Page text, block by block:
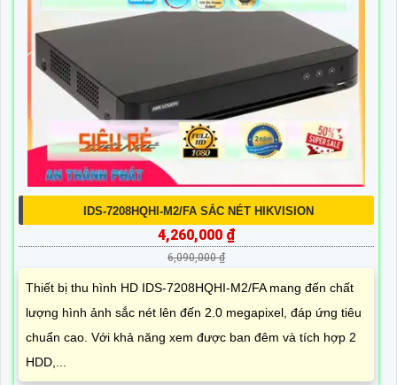
IDS-7208HQHI-M2/FA SẮC NÉT HIKVISION
4,260,000 ₫
6,090,000 ₫
Thiết bị thu hình HD IDS-7208HQHI-M2/FA mang đến chất
lượng hình ảnh sắc nét lên đến 2.0 megapixel, đáp ứng tiêu
chuẩn cao. Với khả năng xem được ban đêm và tích hợp 2
HDD,...